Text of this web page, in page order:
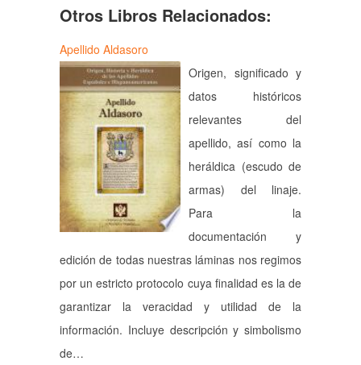
Otros Libros Relacionados:
Apellido Aldasoro
Origen, significado y
datos históricos
relevantes del
apellido, así como la
heráldica (escudo de
armas) del linaje.
Para la
documentación y
edición de todas nuestras láminas nos regimos
por un estricto protocolo cuya finalidad es la de
garantizar la veracidad y utilidad de la
información. Incluye descripción y simbolismo
de…